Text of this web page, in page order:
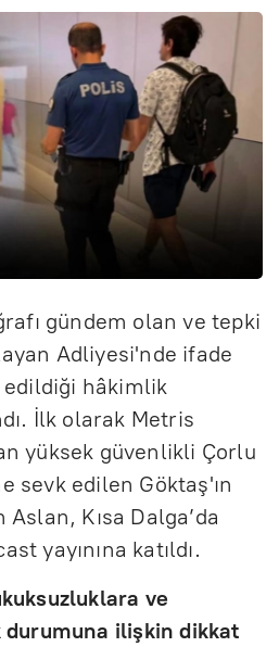
gündem olan ve tepki
Adliyesi'nde ifade
hâkimlik
İlk olarak Metris
yüksek güvenlikli Çorlu
sevk edilen Göktaş'ın
Kısa Dalga’da
yayınına katıldı.
ve
durumuna ilişkin dikkat